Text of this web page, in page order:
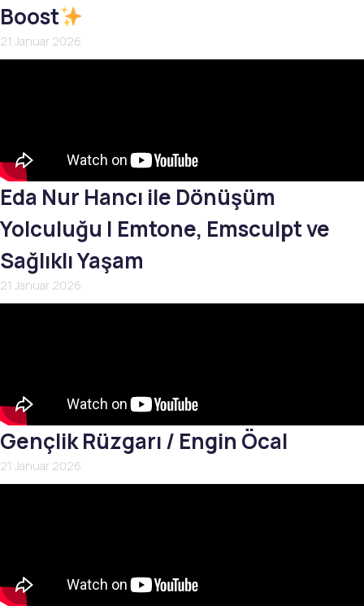
Boost
21 Januar 2026
Eda Nur Hancı ile Dönüşüm
Yolculuğu | Emtone, Emsculpt ve
Sağlıklı Yaşam
21 Januar 2026
Gençlik Rüzgarı / Engin Öcal
21 Januar 2026